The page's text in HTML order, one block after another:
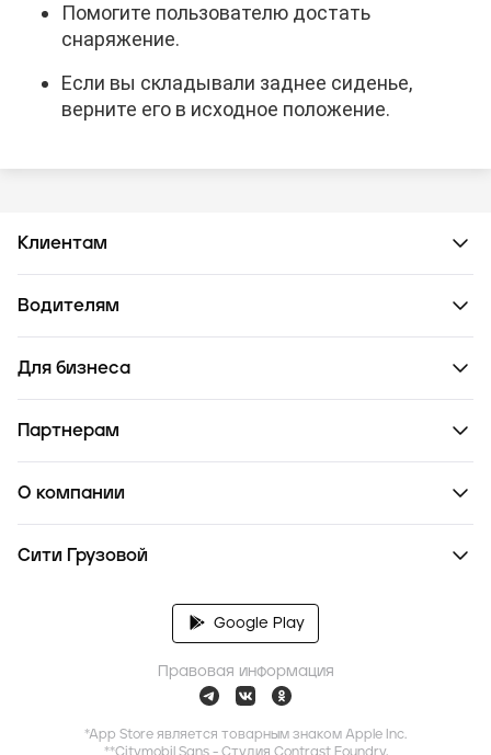
Помогите пользователю достать
снаряжение.
Если вы складывали заднее сиденье,
верните его в исходное положение.
Клиентам
Водителям
Для бизнеса
Партнерам
О компании
Сити Грузовой
Google Play
Правовая информация
*App Store является товарным знаком Apple Inc.